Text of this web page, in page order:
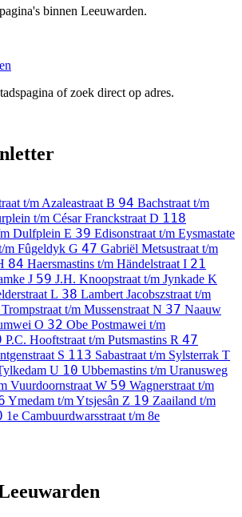
binnen Leeuwarden.
of zoek direct op adres.
t/m Azaleastraat B 94 Bachstraat t/m
t/m César Franckstraat D 118
Dulfplein E 39 Edisonstraat t/m Eysmastate
m Fûgeldyk G 47 Gabriël Metsustraat t/m
84 Haersmastins t/m Händelstraat I 21
J 59 J.H. Knoopstraat t/m Jynkade K
L 38 Lambert Jacobszstraat t/m
t/m Mussenstraat N 37 Naauw
O 32 Obe Postmawei t/m
P.C. Hooftstraat t/m Putsmastins R 47
S 113 Sabastraat t/m Sylsterrak T
U 10 Ubbemastins t/m Uranusweg
Vuurdoornstraat W 59 Wagnerstraat t/m
Ymedam t/m Ytsjesân Z 19 Zaailand t/m
1e Cambuurdwarsstraat t/m 8e